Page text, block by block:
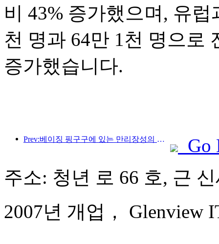
비 43% 증가했으며, 유
천 명과 64만 1천 명으로
증가했습니다.
Prev:베이징 핑구구에 있는 만리장성의 장쥔관 구간은 이르면 2026년 말에 일반에 개방될 예정이다.
Go
주소: 청년 로 66 호, 근
2007년 개업， Glenview